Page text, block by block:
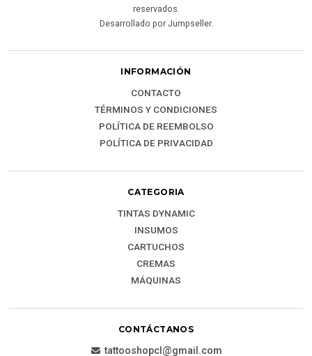
reservados.
Desarrollado por Jumpseller.
INFORMACIÓN
CONTACTO
TÉRMINOS Y CONDICIONES
POLÍTICA DE REEMBOLSO
POLÍTICA DE PRIVACIDAD
CATEGORIA
TINTAS DYNAMIC
INSUMOS
CARTUCHOS
CREMAS
MÁQUINAS
CONTÁCTANOS
tattooshopcl@gmail.com